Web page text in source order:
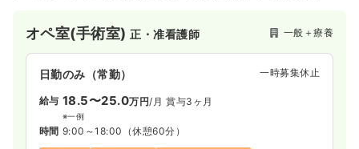
かりつけ医」として、救急・急性期から慢性期、リハビリテー
ション、デイケア（通所サービス）まで包括的な医療・ケアを
提供し、地域住民の健康を支えています。平成11年（1999年）
に新築された綺麗な院内で、バス停からも徒歩1分と通勤しやす
い環境も魅力です。
オペ室(手術室)正・准看護師 一般＋療養
日勤のみ（常勤） 一時募集休止
給与 18.5〜25.0万円/月 賞与3ヶ月
※一例
時間 9:00～18:00 （休憩60分）